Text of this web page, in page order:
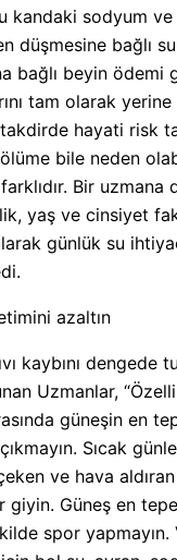
kandaki sodyum
düşmesine bağlı
bağlı beyin ödemi
tam olarak
takdirde hayati risk
bile neden
Bir uzmana
yaş ve cinsiyet
günlük su
azaltın
kaybını dengede
Uzmanlar,
güneşin en
Sıcak
çeken ve hava
giyin. Güneş en
spor yapmayın.